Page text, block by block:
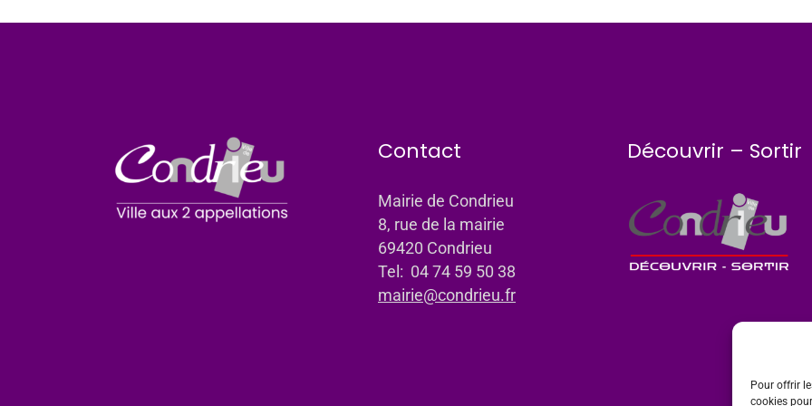
Pour offrir
cookies
Contact
Mairie de Condrieu
8, rue de la mairie
69420 Condrieu
Tel: 04 74 59 50 38
mairie@condrieu.fr
Découvrir – Sortir